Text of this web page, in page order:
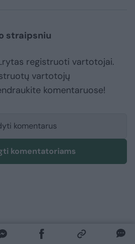
straipsniu
registruoti vartotojai.
vartotojų
komentaruose!
komentarus
komentatoriams